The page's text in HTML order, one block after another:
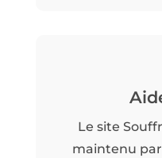
Le site
maintenu par